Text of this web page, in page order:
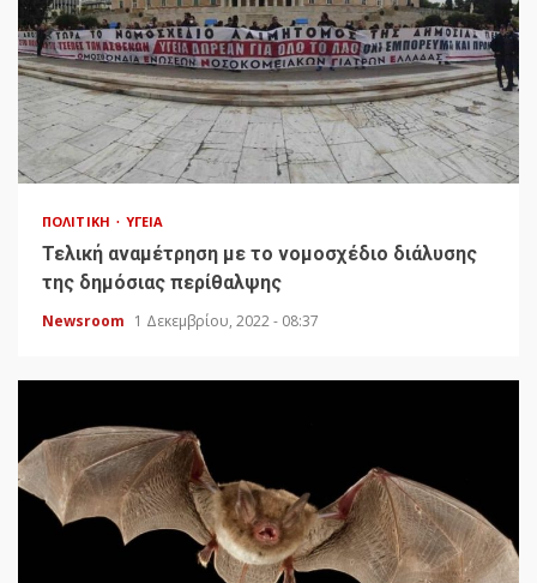
ΠΟΛΙΤΙΚΉ ΥΓΕΊΑ
Τελική αναμέτρηση με το νομοσχέδιο διάλυσης
της δημόσιας περίθαλψης
Newsroom 1 Δεκεμβρίου, 2022 - 08:37